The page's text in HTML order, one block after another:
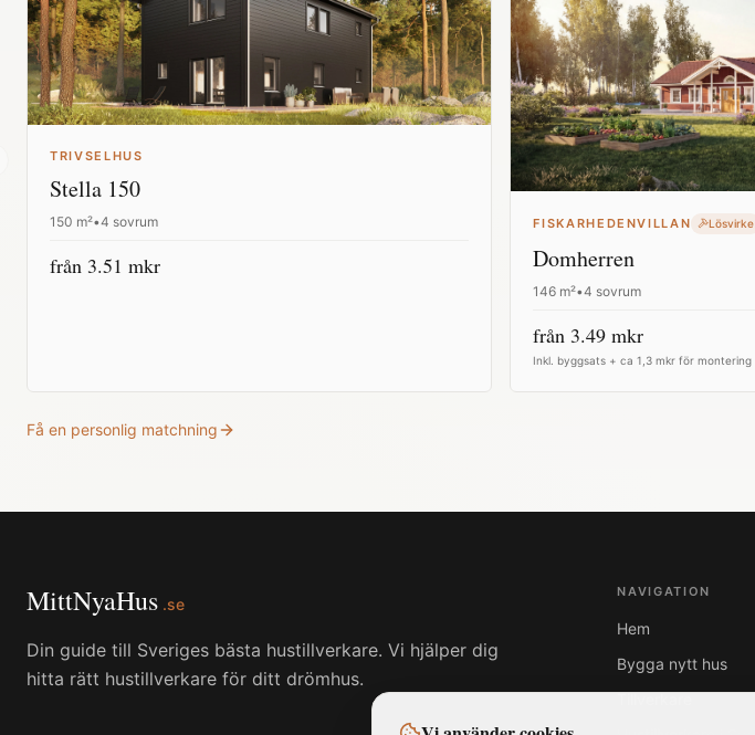
TRIVSELHUS
Stella 150
150 m²•4 sovrum
från 3.51 mkr
FISKARHEDENVILLAN Lösvirke
Domherren
146 m²•4 sovrum
från 3.49 mkr
Inkl. byggsats + ca 1,3 mkr för montering
Få en personlig matchning
MittNyaHus .se
Din guide till Sveriges bästa hustillverkare. Vi hjälper dig
hitta rätt hustillverkare för ditt drömhus.
NAVIGATION
Hem
Bygga nytt hus